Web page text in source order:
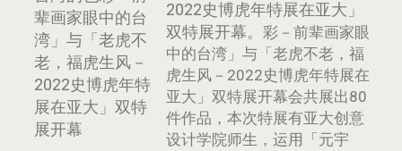
2022史博虎年特展在亚大」
双特展开幕。 彩－前辈画家眼
中的台湾」与「老虎不老，福
虎生风－2022史博虎年特展在
亚大」双特展开幕会共展出80
件作品，本次特展有亚大创意
设计学院师生，运用「元宇